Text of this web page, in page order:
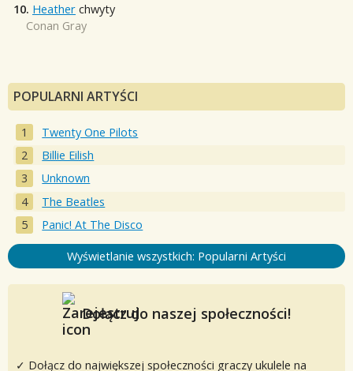
10. Heather chwyty
Conan Gray
POPULARNI ARTYŚCI
Twenty One Pilots
Billie Eilish
Unknown
The Beatles
Panic! At The Disco
Wyświetlanie wszystkich: Popularni Artyści
Dołącz do naszej społeczności!
✓ Dołącz do największej społeczności graczy ukulele na